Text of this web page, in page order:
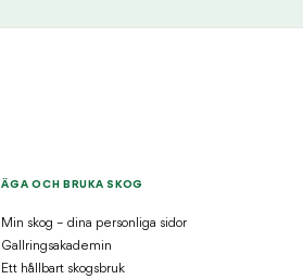
ÄGA OCH BRUKA SKOG
Min skog – dina personliga sidor
Gallringsakademin
Ett hållbart skogsbruk